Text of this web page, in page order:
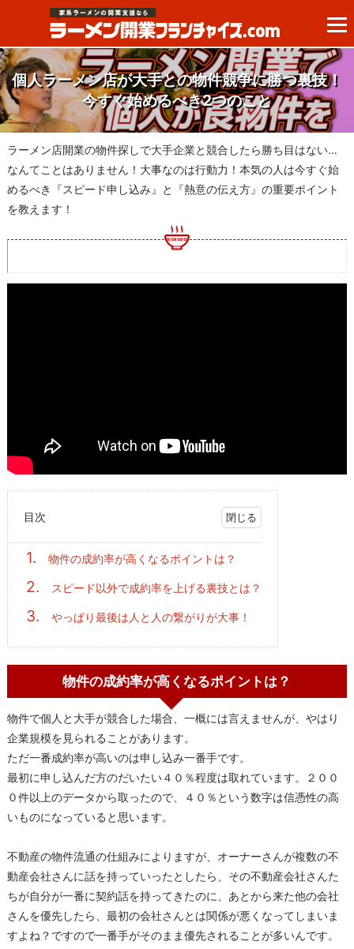
個人ラーメン店が大手との物件競争に勝つ裏技！
今すぐ始めるべき2つのこと
ラーメン店開業の物件探しで大手企業と競合したら勝ち目はない…
なんてことはありません！大事なのは行動力！本気の人は今すぐ始
めるべき『スピード申し込み』と『熱意の伝え方』の重要ポイント
を教えます！
目次
1. 物件の成約率が高くなるポイントは？
2. スピード以外で成約率を上げる裏技とは？
3. やっぱり最後は人と人の繋がりが大事！
物件の成約率が高くなるポイントは？
物件で個人と大手が競合した場合、一概には言えませんが、やはり
企業規模を見られることがあります。
ただ一番成約率が高いのは申し込み一番手です。
最初に申し込んだ方のだいたい４０％程度は取れています。２００
０件以上のデータから取ったので、４０％という数字は信憑性の高
いものになっていると思います。
不動産の物件流通の仕組みによりますが、オーナーさんが複数の不
動産会社さんに話を持っていったとしたら、その不動産会社さんた
ちが自分が一番に契約話を持ってきたのに、あとから来た他の会社
さんを優先したら、最初の会社さんとは関係が悪くなってしまいま
すよね？ですので一番手がそのまま優先されることが多いんです。